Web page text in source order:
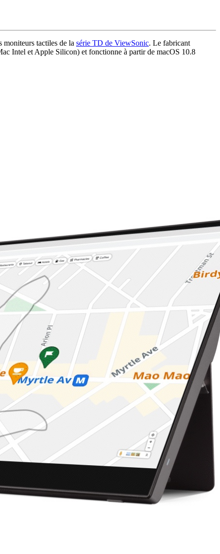
moniteurs tactiles de la série TD de ViewSonic. Le fabricant
Intel et Apple Silicon) et fonctionne à partir de macOS 10.8